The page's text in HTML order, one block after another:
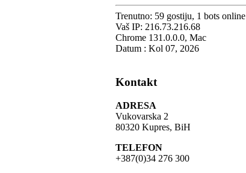
Trenutno: 59 gostiju, 1 bots online
Vaš IP: 216.73.216.68
Chrome 131.0.0.0, Mac
Datum : Kol 07, 2026
Kontakt
ADRESA
Vukovarska 2
80320 Kupres, BiH
TELEFON
+387(0)34 276 300